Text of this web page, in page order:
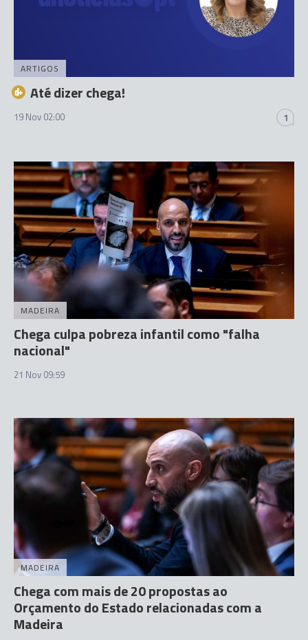
ARTIGOS
Até dizer chega!
19 Nov 02:00 1
MADEIRA
Chega culpa pobreza infantil como "falha
nacional"
21 Nov 09:59
MADEIRA
Chega com mais de 20 propostas ao
Orçamento do Estado relacionadas com a
Madeira